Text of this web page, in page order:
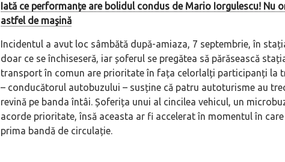
Iată ce performanţe are bolidul condus de Mario Iorgulescu! Nu
astfel de maşină
Incidentul a avut loc sâmbătă după-amiaza, 7 septembrie, în
doar ce se închiseseră, iar șoferul se pregătea să părăsească
transport în comun are prioritate în fața celorlalți participanți la
– conducătorul autobuzului – susține că patru autoturisme au
revină pe banda întâi. Șoferița unui al cincilea vehicul, un
acorde prioritate, însă aceasta ar fi accelerat în momentul în
prima bandă de circulație.